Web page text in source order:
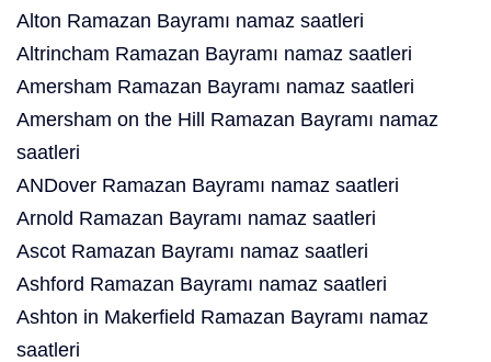
Alton Ramazan Bayramı namaz saatleri
Altrincham Ramazan Bayramı namaz saatleri
Amersham Ramazan Bayramı namaz saatleri
Amersham on the Hill Ramazan Bayramı namaz
saatleri
ANDover Ramazan Bayramı namaz saatleri
Arnold Ramazan Bayramı namaz saatleri
Ascot Ramazan Bayramı namaz saatleri
Ashford Ramazan Bayramı namaz saatleri
Ashton in Makerfield Ramazan Bayramı namaz
saatleri